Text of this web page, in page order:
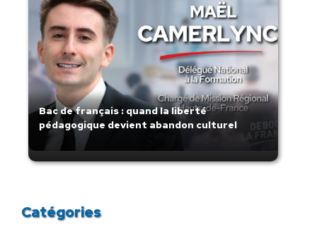
Bac de français : quand la liberté
pédagogique devient abandon culturel
Catégories